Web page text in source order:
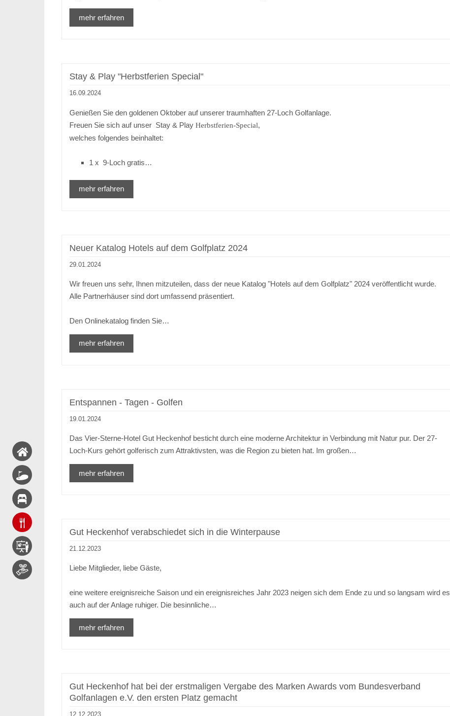
mehr erfahren
Stay & Play "Herbstferien Special"
16.09.2024
Genießen Sie den goldenen Oktober auf unserer traumhaften 27-Loch Golfanlage.
Freuen Sie sich auf unser Stay & Play Herbstferien-Special,
welches folgendes beinhaltet:
1 x 9-Loch gratis…
mehr erfahren
Neuer Katalog Hotels auf dem Golfplatz 2024
29.01.2024
Wir freuen uns sehr, Ihnen mitzuteilen, dass der neue Katalog "Hotels auf dem Golfplatz" 2024 veröffentlicht wurde.
Alle Partnerhäuser sind dort umfassend präsentiert.
Den Onlinekatalog finden Sie…
mehr erfahren
Entspannen - Tagen - Golfen
19.01.2024
Das Vier-Sterne-Hotel Gut Heckenhof besticht durch eine moderne Architektur in Verbindung mit Natur pur. Der 27-
Loch-Kurs gehört golferisch zum Attraktivsten, was die Region zu bieten hat. Im großen…
mehr erfahren
Gut Heckenhof verabschiedet sich in die Winterpause
21.12.2023
Liebe Mitglieder, liebe Gäste,
eine weitere ereignisreiche Saison und ein ereignisreiches Jahr 2023 neigen sich dem Ende zu und so langsam wird es
auch auf der Anlage ruhiger. Die besinnliche…
mehr erfahren
Gut Heckenhof hat bei der erstmaligen Vergabe des Marken Awards vom Bundesverband
Golfanlagen e.V. den ersten Platz gemacht
12.12.2023